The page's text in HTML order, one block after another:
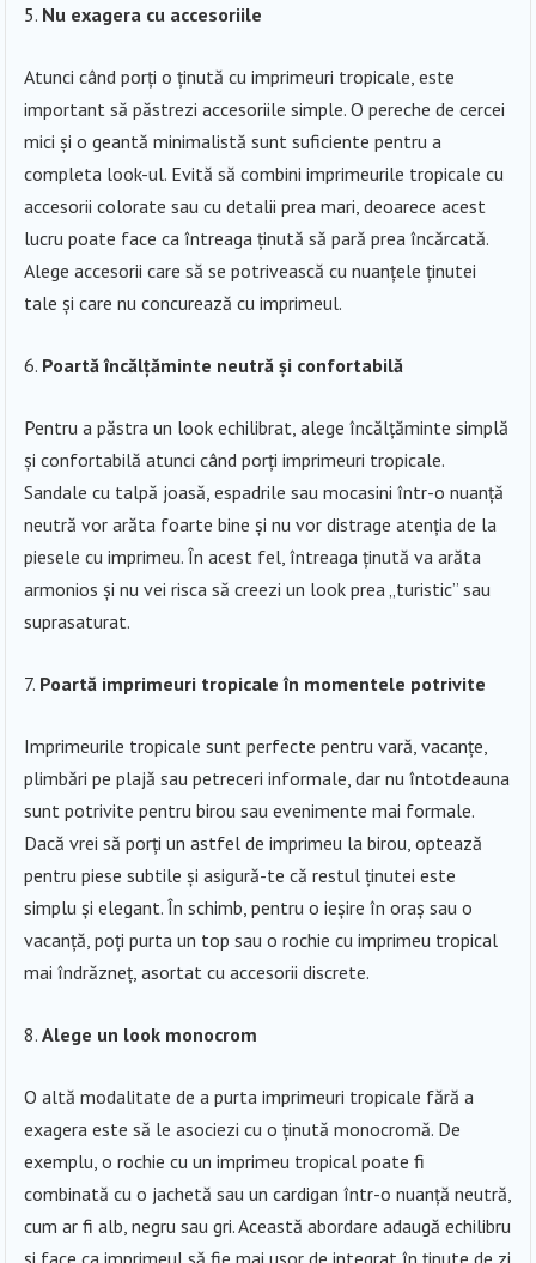
Nu exagera cu accesoriile
Atunci când porți o ținută cu imprimeuri tropicale, este
important să păstrezi accesoriile simple. O pereche de cercei
mici și o geantă minimalistă sunt suficiente pentru a
completa look-ul. Evită să combini imprimeurile tropicale cu
accesorii colorate sau cu detalii prea mari, deoarece acest
lucru poate face ca întreaga ținută să pară prea încărcată.
Alege accesorii care să se potrivească cu nuanțele ținutei
tale și care nu concurează cu imprimeul.
Poartă încălțăminte neutră și confortabilă
Pentru a păstra un look echilibrat, alege încălțăminte simplă
și confortabilă atunci când porți imprimeuri tropicale.
Sandale cu talpă joasă, espadrile sau mocasini într-o nuanță
neutră vor arăta foarte bine și nu vor distrage atenția de la
piesele cu imprimeu. În acest fel, întreaga ținută va arăta
armonios și nu vei risca să creezi un look prea „turistic” sau
suprasaturat.
Poartă imprimeuri tropicale în momentele potrivite
Imprimeurile tropicale sunt perfecte pentru vară, vacanțe,
plimbări pe plajă sau petreceri informale, dar nu întotdeauna
sunt potrivite pentru birou sau evenimente mai formale.
Dacă vrei să porți un astfel de imprimeu la birou, optează
pentru piese subtile și asigură-te că restul ținutei este
simplu și elegant. În schimb, pentru o ieșire în oraș sau o
vacanță, poți purta un top sau o rochie cu imprimeu tropical
mai îndrăzneț, asortat cu accesorii discrete.
Alege un look monocrom
O altă modalitate de a purta imprimeuri tropicale fără a
exagera este să le asociezi cu o ținută monocromă. De
exemplu, o rochie cu un imprimeu tropical poate fi
combinată cu o jachetă sau un cardigan într-o nuanță neutră,
cum ar fi alb, negru sau gri. Această abordare adaugă echilibru
și face ca imprimeul să fie mai ușor de integrat în ținute de zi